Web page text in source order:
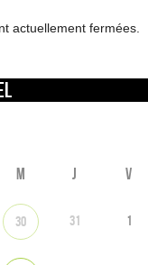
actuellement fermées.
M J V
30 31 1